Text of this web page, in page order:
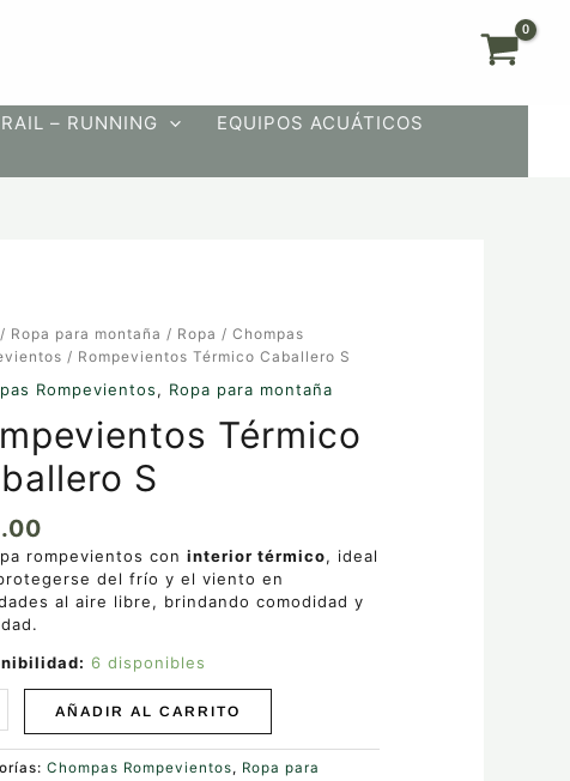
– RUNNING
EQUIPOS ACUÁTICOS
/ Ropa para montaña / Ropa /Chompas
/ Rompevientos Térmico Caballero S
Rompevientos, Ropa para montaña
Térmico
S
rompevientos coninterior térmico, ideal
del frío y el viento en
al aire libre, brindando comodidad y
6 disponibles
AÑADIR AL CARRITO
Chompas Rompevientos, Ropa para